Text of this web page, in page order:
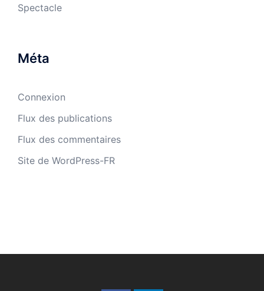
Spectacle
Méta
Connexion
Flux des publications
Flux des commentaires
Site de WordPress-FR